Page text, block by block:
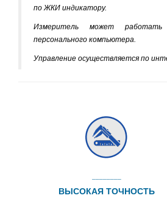
по ЖКИ индикатору.
Измеритель может работать
персонального компьютера.
Управление осуществляется по
ВЫСОКАЯ ТОЧНОСТЬ